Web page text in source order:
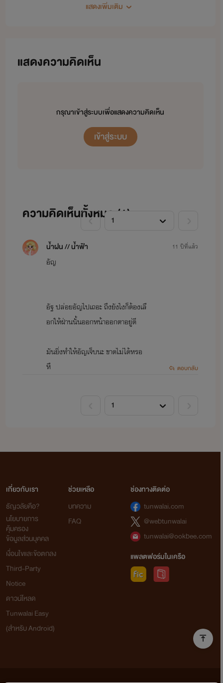
แสดงเพิ่มเติม
แสดงความคิดเห็น
กรุณาเข้าสู่ระบบเพื่อแสดงความคิดเห็น
เข้าสู่ระบบ
ความคิดเห็นทั้งหมด (1)
น้ำฝน // น้ำฟ้า
อัญ
อัฐ ปล่อยอัญไปเถอะ ถึงยังไงก็ต้องเลื
อกให้ฝ่านนั้นออกหน้าออกตาอยู่ดี
มันยิ่งทำให้อัญเจ็บนะ ขาดไม่ได้หรอ
หึ
11 ปีที่แล้ว
ตอบกลับ
เกี่ยวกับเรา
ธัญวลัยคือ?
นโยบายการ
คุ้มครอง
ข้อมูลส่วนบุคคล
เงื่อนไขและข้อตกลง
Third-Party
Notice
ดาวน์โหลด
Tunwalai Easy
(สำหรับ Android)
ช่วยเหลือ
บทความ
FAQ
ช่องทางติดต่อ
tunwalai.com
@webtunwalai
tunwalai@ookbee.com
แพลตฟอร์มในเครือ